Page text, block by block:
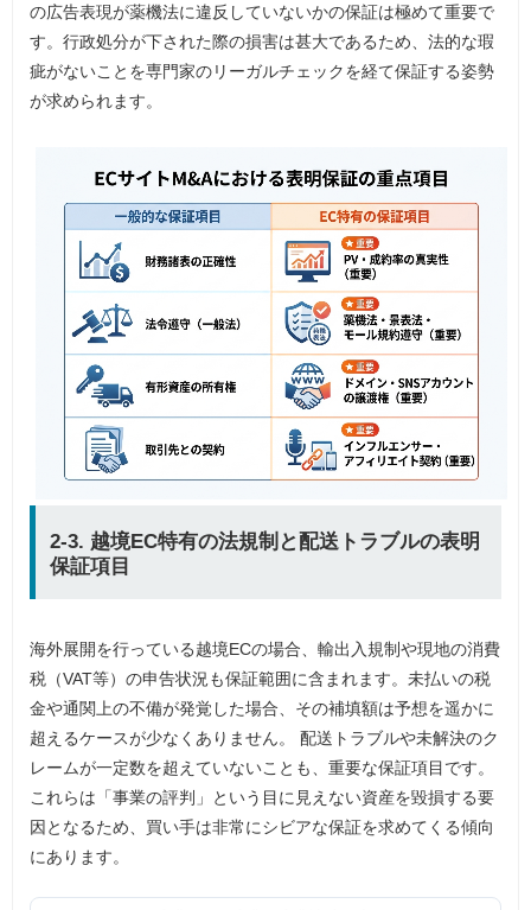
の広告表現が薬機法に違反していないかの保証は極めて重要で
す。行政処分が下された際の損害は甚大であるため、法的な瑕
疵がないことを専門家のリーガルチェックを経て保証する姿勢
が求められます。
2-3. 越境EC特有の法規制と配送トラブルの表明
保証項目
海外展開を行っている越境ECの場合、輸出入規制や現地の消費
税（VAT等）の申告状況も保証範囲に含まれます。未払いの税
金や通関上の不備が発覚した場合、その補填額は予想を遥かに
超えるケースが少なくありません。 配送トラブルや未解決のク
レームが一定数を超えていないことも、重要な保証項目です。
これらは「事業の評判」という目に見えない資産を毀損する要
因となるため、買い手は非常にシビアな保証を求めてくる傾向
にあります。